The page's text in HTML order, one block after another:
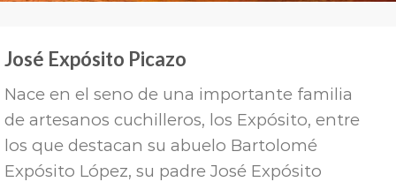
José Expósito Picazo
Nace en el seno de una importante familia
de artesanos cuchilleros, los Expósito, entre
los que destacan su abuelo Bartolomé
Expósito López, su padre José Expósito